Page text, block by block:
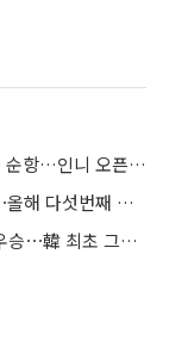
배드민턴 퀸 안세영, 2주 연속 우승 향해 순항…인니 오픈 8강행
'세계 1위' 안세영, 싱가포르 오픈 우승⋯올해 다섯번째 우승컵
'배드민턴 간판' 안세영, 아시아선수권 우승⋯韓 최초 그랜드슬램 달성